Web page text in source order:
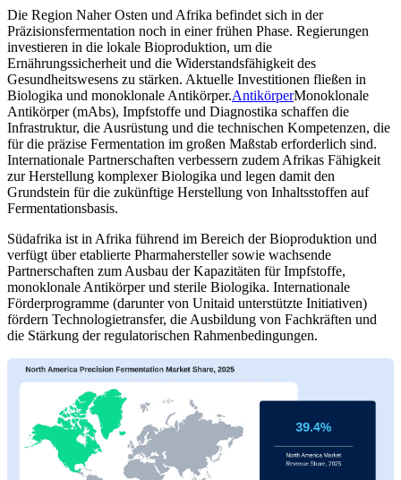
Die Region Naher Osten und Afrika befindet sich in der
Präzisionsfermentation noch in einer frühen Phase. Regierungen
investieren in die lokale Bioproduktion, um die
Ernährungssicherheit und die Widerstandsfähigkeit des
Gesundheitswesens zu stärken. Aktuelle Investitionen fließen in
Biologika und monoklonale Antikörper.AntikörperMonoklonale
Antikörper (mAbs), Impfstoffe und Diagnostika schaffen die
Infrastruktur, die Ausrüstung und die technischen Kompetenzen, die
für die präzise Fermentation im großen Maßstab erforderlich sind.
Internationale Partnerschaften verbessern zudem Afrikas Fähigkeit
zur Herstellung komplexer Biologika und legen damit den
Grundstein für die zukünftige Herstellung von Inhaltsstoffen auf
Fermentationsbasis.
Südafrika ist in Afrika führend im Bereich der Bioproduktion und
verfügt über etablierte Pharmahersteller sowie wachsende
Partnerschaften zum Ausbau der Kapazitäten für Impfstoffe,
monoklonale Antikörper und sterile Biologika. Internationale
Förderprogramme (darunter von Unitaid unterstützte Initiativen)
fördern Technologietransfer, die Ausbildung von Fachkräften und
die Stärkung der regulatorischen Rahmenbedingungen.